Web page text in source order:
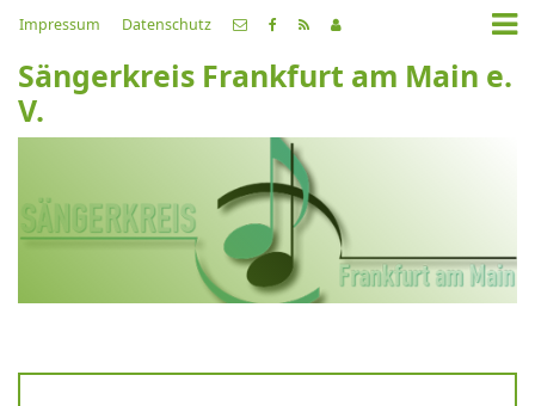
Impressum Datenschutz
Sängerkreis Frankfurt am Main e.
V.